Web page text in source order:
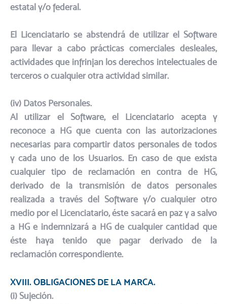
estatal y/o federal.​
El Licenciatario se abstendrá de utilizar el Software
para llevar a cabo prácticas comerciales desleales,
actividades que infrinjan los derechos intelectuales de
terceros o cualquier otra actividad similar.​
(iv) Datos Personales.​
Al utilizar el Software, el Licenciatario acepta y
reconoce a HG que cuenta con las autorizaciones
necesarias para compartir datos personales de todos
y cada uno de los Usuarios. En caso de que exista
cualquier tipo de reclamación en contra de HG,
derivado de la transmisión de datos personales
realizada a través del Software y/o cualquier otro
medio por el Licenciatario, éste sacará en paz y a salvo
a HG e indemnizará a HG de cualquier cantidad que
éste haya tenido que pagar derivado de la
reclamación correspondiente.
XVIII. OBLIGACIONES DE LA MARCA.​
(i) Sujeción.​